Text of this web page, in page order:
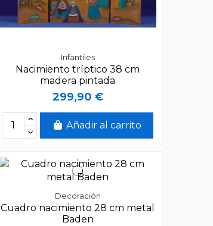
Infantiles
Nacimiento tríptico 38 cm
madera pintada
299,90 €
Añadir al carrito
Decoración
Cuadro nacimiento 28 cm metal
Baden